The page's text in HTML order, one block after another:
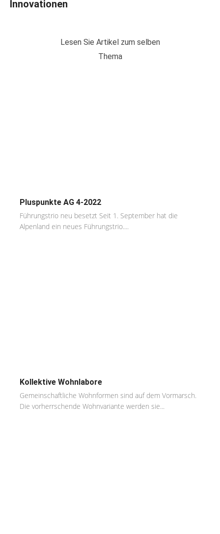
Innovationen
Lesen Sie Artikel zum selben
Thema
Pluspunkte AG 4-2022
Führungstrio neu besetzt Seit 1. September hat die
Alpenland ein neues Führungstrio....
Kollektive Wohnlabore
Gemeinschaftliche Wohnformen sind auf dem Vormarsch.
Die vorherrschende Wohnvariante werden sie...